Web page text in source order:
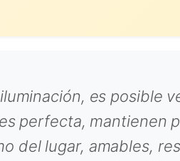
es posible
perfecta, mantienen
del lugar, amables,